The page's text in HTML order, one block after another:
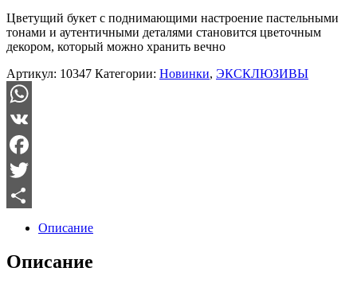
Цветущий букет с поднимающими настроение пастельными
тонами и аутентичными деталями становится цветочным
декором, который можно хранить вечно
Артикул: 10347 Категории: Новинки, ЭКСКЛЮЗИВЫ
WhatsApp
VK
Facebook
Twitter
Отправить
Описание
Описание